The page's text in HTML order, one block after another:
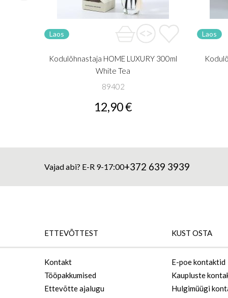
Laos
Kodulõhnastaja HOME LUXURY 300ml
White Tea
89402
12,90 €
Laos
Vajad abi? E-R 9-17:00+372 639 3939
ETTEVÕTTEST
Kontakt
Tööpakkumised
Ettevõtte ajalugu
KUST OSTA
E-poe kontaktid
Kaupluste
Hulgimüügi